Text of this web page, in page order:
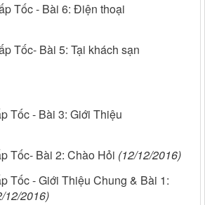
Tốc - Bài 6: Điện thoại
Tốc- Bài 5: Tại khách sạn
Tốc - Bài 3: Giới Thiệu
Tốc- Bài 2: Chào Hỏi (12/12/2016)
Tốc - Giới Thiệu Chung & Bài 1:
12/2016)